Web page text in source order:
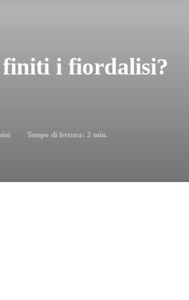
finiti i fiordalisi?
Tempo di lettura: 2 min.